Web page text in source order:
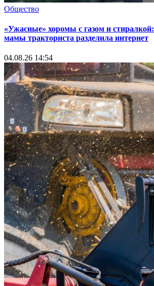
Общество
«Ужасные» хоромы с газом и
мамы тракториста разделила интернет
04.08.26 14:54